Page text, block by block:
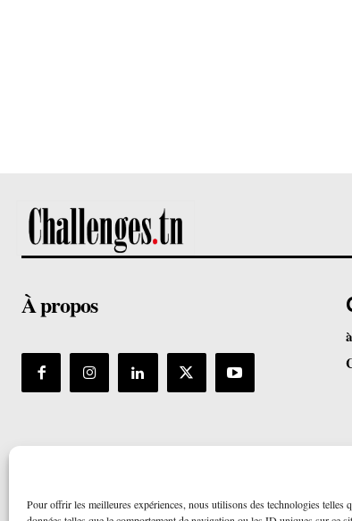
Pour offrir les meilleures expériences, nous utilisons des technologies telles
À propos